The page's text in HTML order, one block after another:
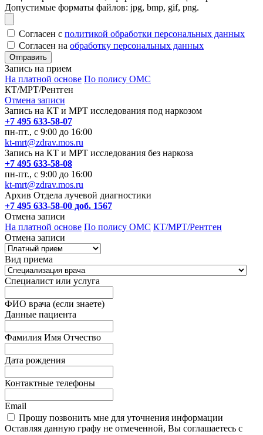
Допустимые форматы файлов: jpg, bmp, gif, png.
Согласен с политикой обработки персональных данных
Согласен на обработку персональных данных
Запись на прием
На платной основе По полису ОМС
КТ/МРТ/Рентген
Отмена записи
Запись на КТ и МРТ исследования под наркозом
+7 495 633-58-07
пн-пт., с 9:00 до 16:00
kt-mrt@zdrav.mos.ru
Запись на КТ и МРТ исследования без наркоза
+7 495 633-58-08
пн-пт., с 9:00 до 16:00
kt-mrt@zdrav.mos.ru
Архив Отдела лучевой диагностики
+7 495 633-58-00 доб. 1567
Отмена записи
На платной основе По полису ОМС КТ/МРТ/Рентген
Отмена записи
Вид приема
Специалист или услуга
ФИО врача (если знаете)
Данные пациента
Фамилия Имя Отчество
Дата рождения
Контактные телефоны
Email
Прошу позвонить мне для уточнения информации
Оставляя данную графу не отмеченной, Вы соглашаетесь с